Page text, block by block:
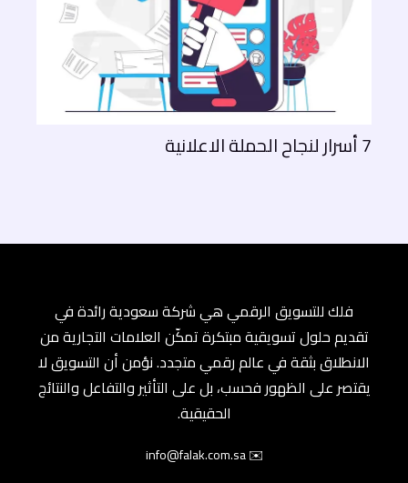
7 أسرار لنجاح الحملة الاعلانية
فلك للتسويق الرقمي هي شركة سعودية رائدة في
تقديم حلول تسويقية مبتكرة تمكّن العلامات التجارية من
الانطلاق بثقة في عالم رقمي متجدد. نؤمن أن التسويق لا
يقتصر على الظهور فحسب، بل على التأثير والتفاعل والنتائج
الحقيقية.
✉️ info@falak.com.sa